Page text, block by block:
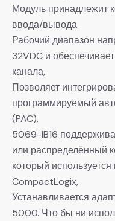
Модуль принадлежит
ввода/вывода.
Рабочий диапазон
32VDC и
канала,
Позволяет
программируемый
(PAC).
5069-IB16
или распределённый
который
CompactLogix,
Устанавливается
5000. Что бы ни